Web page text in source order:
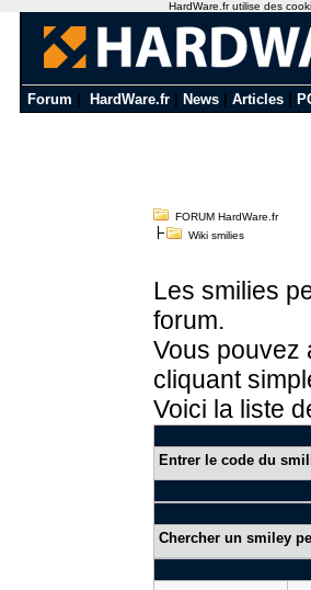
Forum HardWare.fr News Articles
FORUM HardWare.fr
Wiki smilies
Les smilies
forum.
Vous pouvez
cliquant
Voici la liste
Entrer le code du
Chercher un smiley
HardWare.fr utilise des